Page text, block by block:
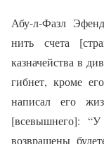
Абу-л-Фазл
нить счета
казначейства в
гибнет, кроме
написал его
[всевышнего]:
возвращены